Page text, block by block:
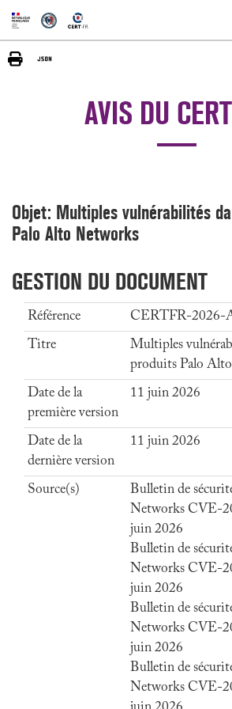
AVIS DU
Objet: Multiples vulnérabilités
Palo Alto Networks
GESTION DU DOCUMENT
Référence
CERTFR-2026-
Titre
Multiples
produits Palo
Date de la
première version
11 juin 2026
Date de la
dernière version
11 juin 2026
Source(s)
Bulletin de
Networks CVE-
juin 2026
Bulletin de
Networks CVE-
juin 2026
Bulletin de
Networks CVE-
juin 2026
Bulletin de
Networks CVE-